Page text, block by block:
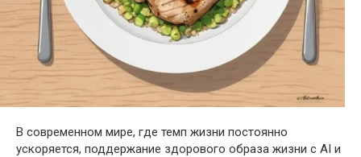
В современном мире, где темп жизни постоянно
ускоряется, поддержание здорового образа жизни с AI и